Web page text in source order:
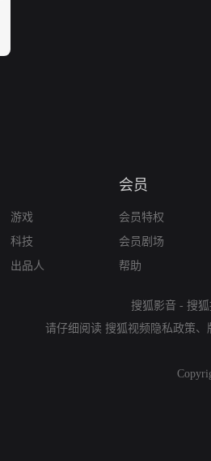
游戏
科技
出品人
会员
会员特权
会员剧场
帮助
搜狐影音 - 搜
请仔细阅读 搜狐视频隐私政策、